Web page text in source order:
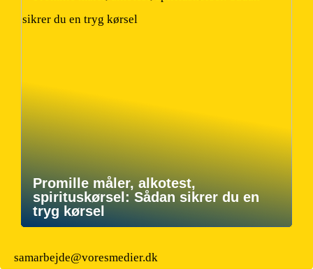
Promille måler, alkotest,
spirituskørsel: Sådan sikrer du en
tryg kørsel
samarbejde@voresmedier.dk